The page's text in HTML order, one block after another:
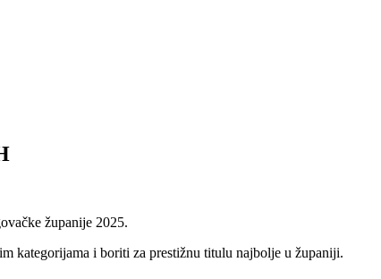
županije 2025.
kategorijama i boriti za prestižnu titulu najbolje u županiji.